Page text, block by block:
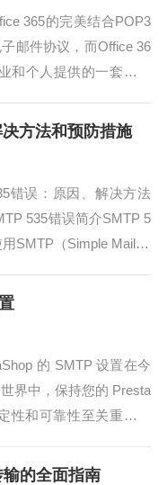
365的完美结合POP3
邮件协议，而Office 36
和个人提供的一套完整
高效便捷的邮件管理体
方法和预防措施
错误：原因、解决方法
535错误简介SMTP 5
SMTP（Simple Mail Tr
份验证请求。这种错误
的 SMTP 设置在今
界中，保持您的 Presta
性和可靠性至关重要。
重要。SMTP （Simple
的全面指南